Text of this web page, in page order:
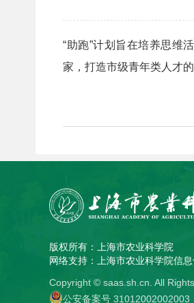
“助跑”计划旨在培养思维
家，打造市级青年类人才的
版权所有：上海市农业科学院
网络支持：上海市农业科学院信
Copyright © saas.sh.cn. All
公安备案号